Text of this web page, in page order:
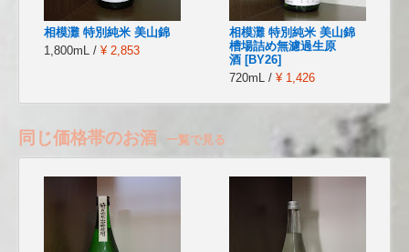
相模灘 特別純米 美山錦
1,800mL / ¥ 2,853
相模灘 特別純米 美山錦
槽場詰め無濾過生原
酒 [BY26]
720mL / ¥ 1,426
同じ価格帯のお酒 一覧で見る